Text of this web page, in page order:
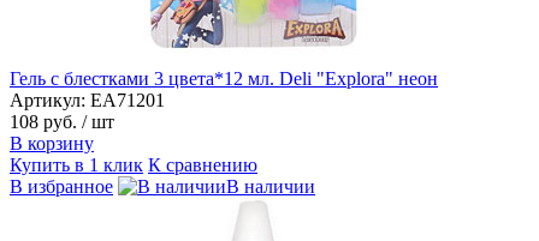
Гель с блестками 3 цвета*12 мл. Deli "Explora" неон
Артикул: EA71201
108 руб. / шт
В корзину
Купить в 1 клик К сравнению
В избранное
В наличии